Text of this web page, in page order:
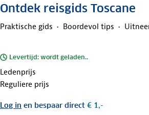
Ontdek reisgids Toscane
Praktische gids Boordevol tips
Levertijd: wordt geladen..
Ledenprijs
Reguliere prijs
Log in en bespaar direct € 1,-